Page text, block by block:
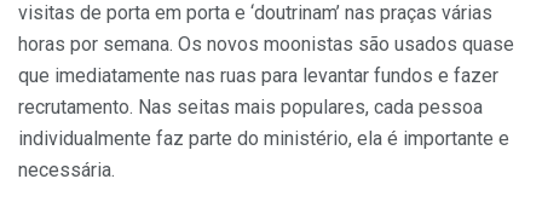
visitas de porta em porta e ‘doutrinam’ nas praças várias
horas por semana. Os novos moonistas são usados quase
que imediatamente nas ruas para levantar fundos e fazer
recrutamento. Nas seitas mais populares, cada pessoa
individualmente faz parte do ministério, ela é importante e
necessária.